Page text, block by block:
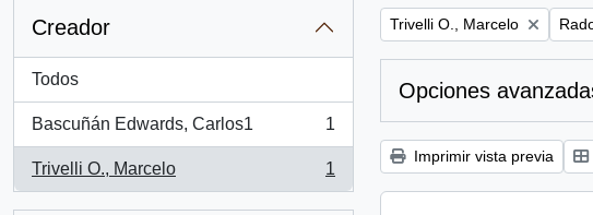
Creador
Todos
Bascuñán Edwards, Carlos1
, 1 resultados
1
Trivelli O., Marcelo
, 1 resultados
1
Remove filter:
Trivelli O., Marcelo
Opciones
Imprimir vista previa